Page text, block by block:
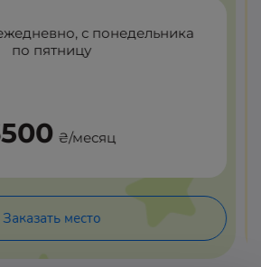
в месяц, с 10:00 до 18:00
₴/месяц
Заказать место